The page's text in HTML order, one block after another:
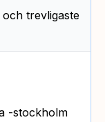
trevligaste
-stockholm